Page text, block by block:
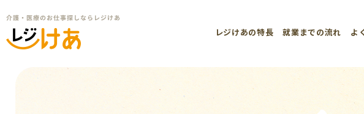
レジけあの特長 就業までの流れ よ